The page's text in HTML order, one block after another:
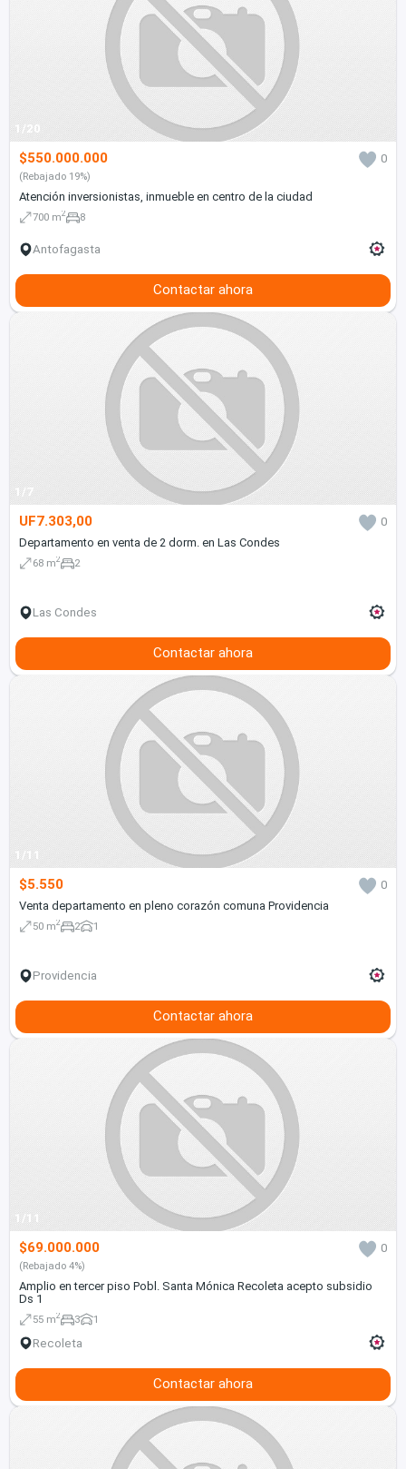
1/20
$550.000.000 0
(Rebajado 19%)
Atención inversionistas, inmueble en centro de la ciudad
700 m2 8
Antofagasta
Contactar ahora
1/7
UF7.303,00
0
Departamento en venta de 2 dorm. en Las Condes
68 m2 2
Las Condes
Contactar ahora
1/11
$5.550
0
Venta departamento en pleno corazón comuna Providencia
50 m2 2 1
Providencia
Contactar ahora
1/11
$69.000.000 0
(Rebajado 4%)
Amplio en tercer piso Pobl. Santa Mónica Recoleta acepto subsidio
Ds 1
55 m2 3 1
Recoleta
Contactar ahora